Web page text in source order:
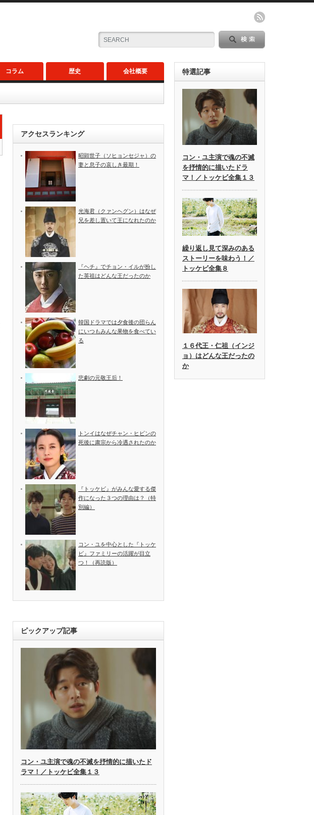
コラム 歴史 会社概要
アクセスランキング
昭顕世子（ソヒョンセジャ）の
妻と息子の哀しき最期！
光海君（クァンヘグン）はなぜ
兄を差し置いて王になれたのか
『ヘチ』でチョン・イルが扮し
た英祖はどんな王だったのか
韓国ドラマでは夕食後の団らん
にいつもみんな果物を食べてい
る
悲劇の元敬王后！
トンイはなぜチャン・ヒビンの
死後に粛宗から冷遇されたのか
『トッケビ』がみんな愛する傑
作になった３つの理由は？（特
別編）
コン・ユを中心とした『トッケ
ビ』ファミリーの活躍が目立
つ！（再読版）
ピックアップ記事
コン・ユ主演で魂の不滅を抒情的に描いたド
ラマ！／トッケビ全集１３
特選記事
コン・ユ主演で魂の不滅
を抒情的に描いたドラ
マ！／トッケビ全集１３
繰り返し見て深みのある
ストーリーを味わう！／
トッケビ全集８
１６代王・仁祖（インジ
ョ）はどんな王だったの
か